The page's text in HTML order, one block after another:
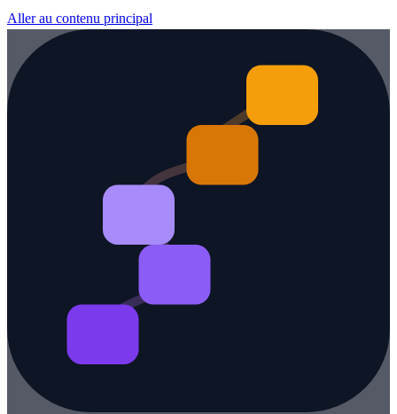
Aller au contenu principal